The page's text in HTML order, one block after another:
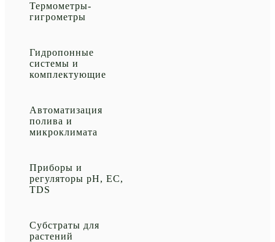
Термометры-
гигрометры
Гидропонные
системы и
комплектующие
Автоматизация
полива и
микроклимата
Приборы и
регуляторы рН, EC,
TDS
Субстраты для
растений